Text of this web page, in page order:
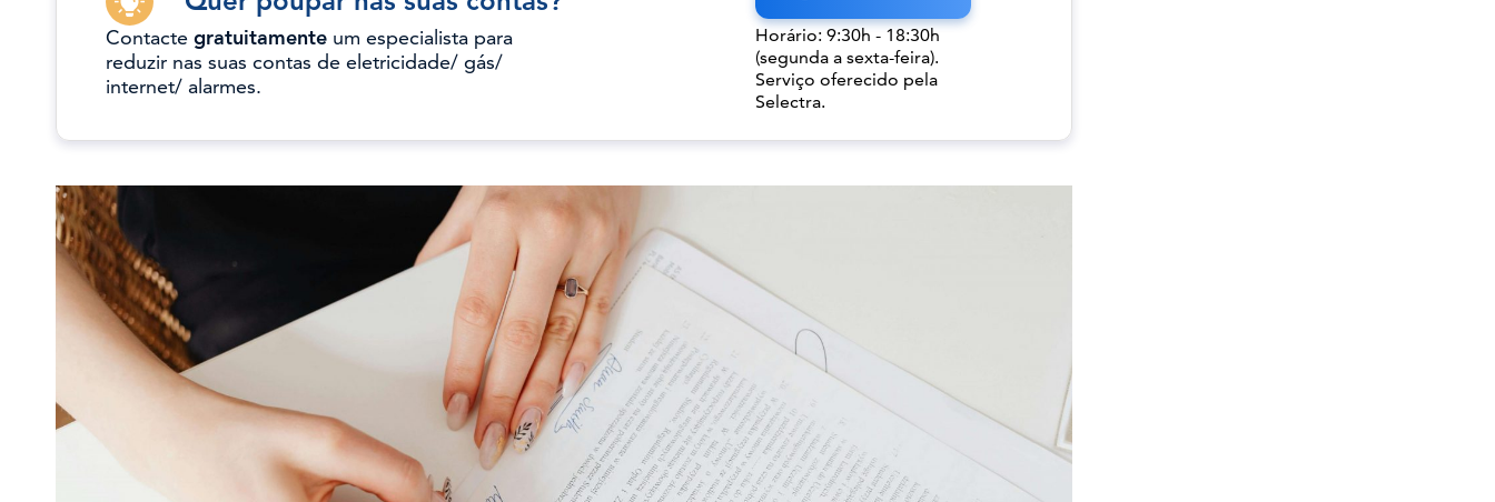
Contacte gratuitamente um especialista para
reduzir nas suas contas de eletricidade/ gás/
internet/ alarmes.
Horário: 9:30h - 18:30h
(segunda a sexta-feira).
Serviço oferecido pela
Selectra.